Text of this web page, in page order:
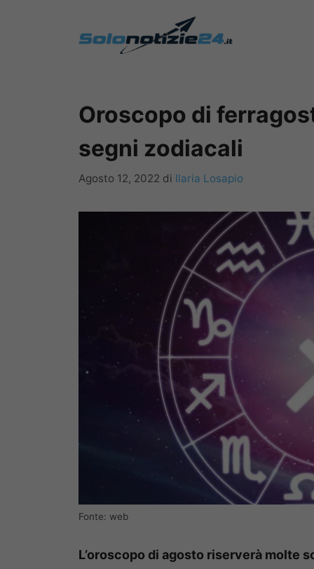
Oroscopo di
segni zodiacali
Agosto 12, 2022 di Ilaria Losapio
Fonte: web
L’oroscopo di agosto riserverà molte